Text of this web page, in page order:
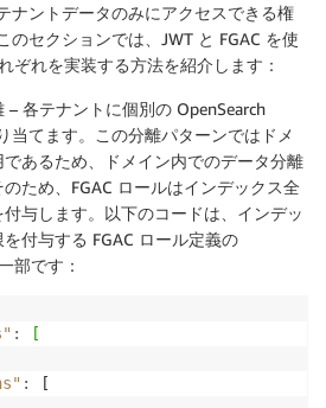
ナントデータのみにアクセスできる権
のセクションでは、JWT と FGAC を使
ぞれを実装する方法を紹介します：
– 各テナントに個別の OpenSearch
当てます。この分離パターンではドメ
あるため、ドメイン内でのデータ分離
ため、FGAC ロールはインデックス全
与します。以下のコードは、インデッ
付与する FGAC ロール定義の
部です：
:
[
:
[